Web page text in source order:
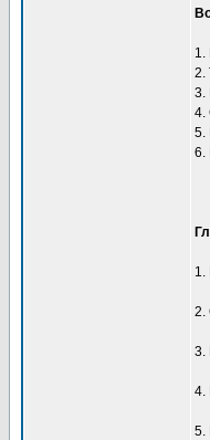
1.
2.
3.
4.
5.
6.
1.
2.
3.
4.
5.